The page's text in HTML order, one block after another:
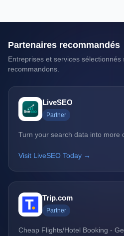
Partenaires recommandés
Entreprises et services
recommandons.
LiveSEO
Partner
Turn your search data into more
Visit LiveSEO Today →
Trip.com
Partner
Cheap Flights/Hotel Booking -